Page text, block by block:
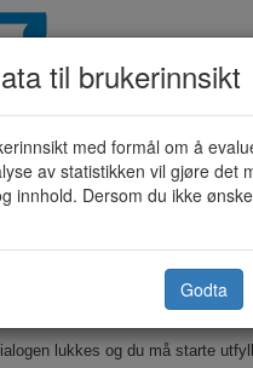
til kommunen.
lukkes og du må starte
til brukerinnsikt
med formål om å
av statistikken vil gjøre det
innhold. Dersom du ikke
Godta